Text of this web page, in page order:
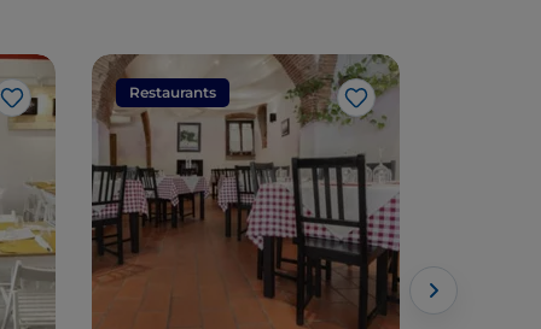
Like
Restaurants
Like